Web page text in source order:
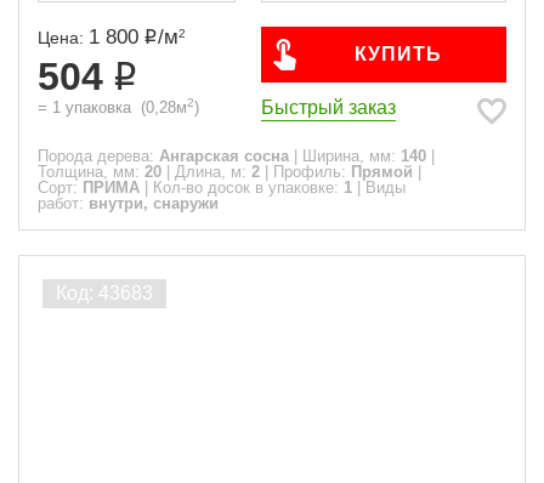
Цена: 1 800 /м2
504
= 1 упаковка (0,28м2)
КУПИТЬ
Быстрый заказ
Порода дерева: Ангарская сосна Ширина, мм: 140
Толщина, мм: 20 Длина, м: 2 Профиль: Прямой
Сорт: ПРИМА Кол-во досок в упаковке: 1
Виды
работ: внутри, снаружи